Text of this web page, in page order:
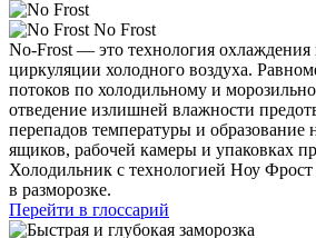
No Frost
No-Frost — это технология
циркуляции холодного воздуха.
потоков по холодильному и
отведение излишней влажности
перепадов температуры и образование
ящиков, рабочей камеры и упаковках
Холодильник с технологией Ноу Фрост
в разморозке.
Перейти в глоссарий